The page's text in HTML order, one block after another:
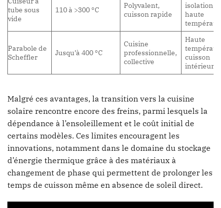
tube sous
vide
110 à >300 °C
Polyvalent,
cuisson rapide
isolation,
haute
Parabole de
Scheffler
Jusqu’à 400 °C
Cuisine
professionnelle,
collective
Haute
cuisson
intérieure
Malgré ces avantages, la transition vers la cuisine
solaire rencontre encore des freins, parmi lesquels la
dépendance à l’ensoleillement et le coût initial de
certains modèles. Ces limites encouragent les
innovations, notamment dans le domaine du stockage
d’énergie thermique grâce à des matériaux à
changement de phase qui permettent de prolonger les
temps de cuisson même en absence de soleil direct.